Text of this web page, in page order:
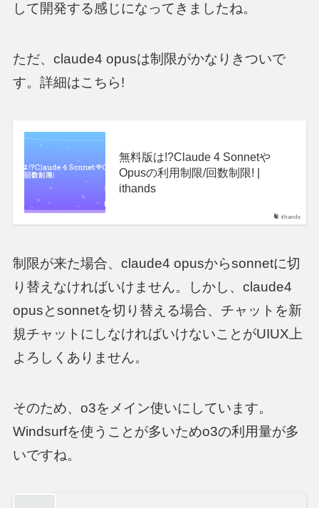
して開発する感じになってきましたね。
ただ、claude4 opusは制限がかなりきついで
す。詳細はこちら!
ithands
無料版は!?Claude 4 Sonnetや
Opusの利用制限/回数制限! |
ithands
制限が来た場合、claude4 opusからsonnetに切
り替えなければいけません。しかし、claude4
opusとsonnetを切り替える場合、チャットを新
規チャットにしなければいけないことがUIUX上
よろしくありません。
そのため、o3をメイン使いにしています。
Windsurfを使うことが多いためo3の利用量が多
いですね。